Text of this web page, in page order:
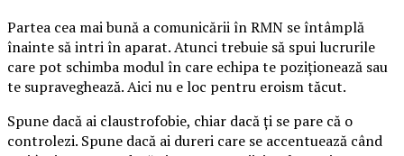
Partea cea mai bună a comunicării în RMN se întâmplă
înainte să intri în aparat. Atunci trebuie să spui lucrurile
care pot schimba modul în care echipa te poziționează sau
te supraveghează. Aici nu e loc pentru eroism tăcut.
Spune dacă ai claustrofobie, chiar dacă ți se pare că o
controlezi. Spune dacă ai dureri care se accentuează când